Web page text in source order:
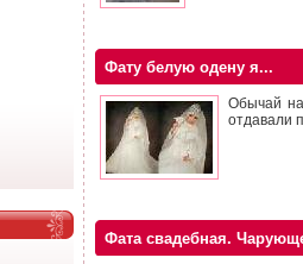
Фату белую одену я...
Обычай
отдавали
Фата свадебная.